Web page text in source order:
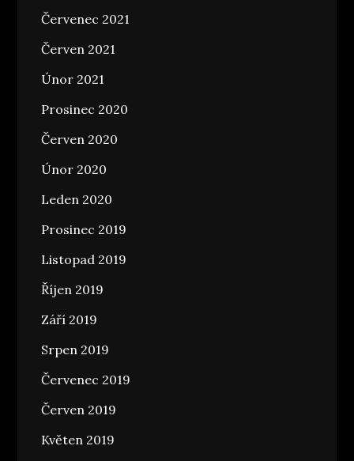
Červenec 2021
Červen 2021
Únor 2021
Prosinec 2020
Červen 2020
Únor 2020
Leden 2020
Prosinec 2019
Listopad 2019
Říjen 2019
Září 2019
Srpen 2019
Červenec 2019
Červen 2019
Květen 2019